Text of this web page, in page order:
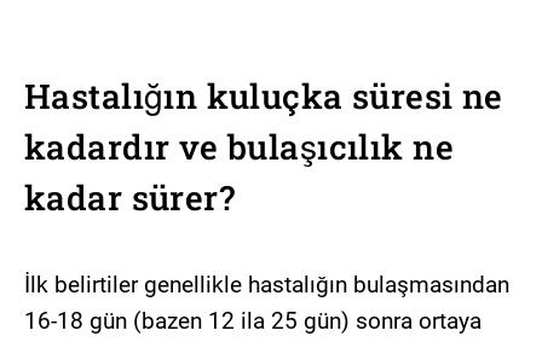
Hastalığın kuluçka süresi ne
kadardır ve bulaşıcılık ne
kadar sürer?
İlk belirtiler genellikle hastalığın bulaşmasından
16-18 gün (bazen 12 ila 25 gün) sonra ortaya